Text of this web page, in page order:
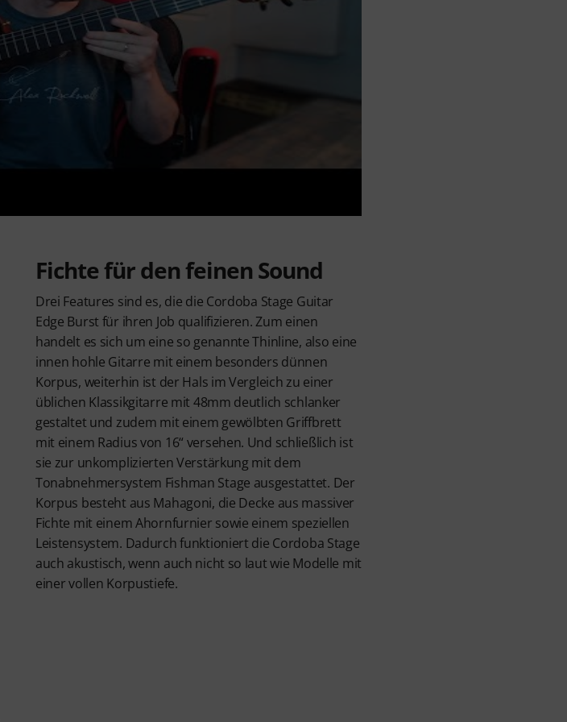
Fichte für den feinen Sound
Drei Features sind es, die die Cordoba Stage Guitar
Edge Burst für ihren Job qualifizieren. Zum einen
handelt es sich um eine so genannte Thinline, also eine
innen hohle Gitarre mit einem besonders dünnen
Korpus, weiterhin ist der Hals im Vergleich zu einer
üblichen Klassikgitarre mit 48mm deutlich schlanker
gestaltet und zudem mit einem gewölbten Griffbrett
mit einem Radius von 16“ versehen. Und schließlich ist
sie zur unkomplizierten Verstärkung mit dem
Tonabnehmersystem Fishman Stage ausgestattet. Der
Korpus besteht aus Mahagoni, die Decke aus massiver
Fichte mit einem Ahornfurnier sowie einem speziellen
Leistensystem. Dadurch funktioniert die Cordoba Stage
auch akustisch, wenn auch nicht so laut wie Modelle mit
einer vollen Korpustiefe.